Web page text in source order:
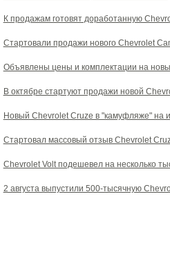
К продажам готовят доработанную
Стартовали продажи нового Chevrolet
Объявлены цены и комплектации на
В октябре стартуют продажи новой
Новый Chevrolet Cruze в "камуфляже" на
Стартовал массовый отзыв Chevrolet
Chevrolet Volt подешевел на несколько
2 августа выпустили 500-тысячную